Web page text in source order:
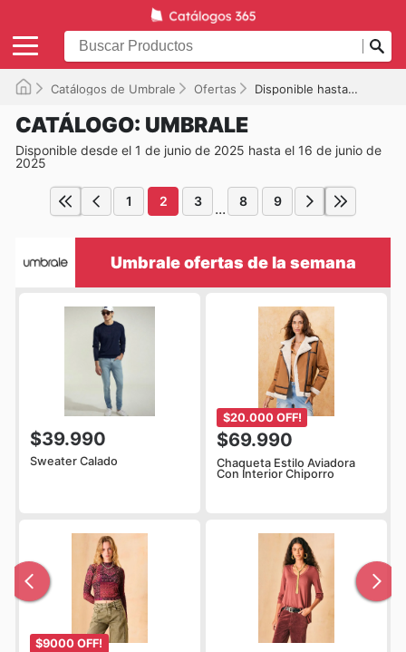
Catálogos de Umbrale Ofertas Disponible hasta el 16-06-2025
CATÁLOGO: UMBRALE
Disponible desde el 1 de junio de 2025 hasta el 16 de junio de
2025
1 2 3 ... 8 9
Umbrale ofertas de la semana
$39.990
Sweater Calado
$20.000 OFF!
$69.990
Chaqueta Estilo Aviadora
Con Interior Chiporro
$9000 OFF!